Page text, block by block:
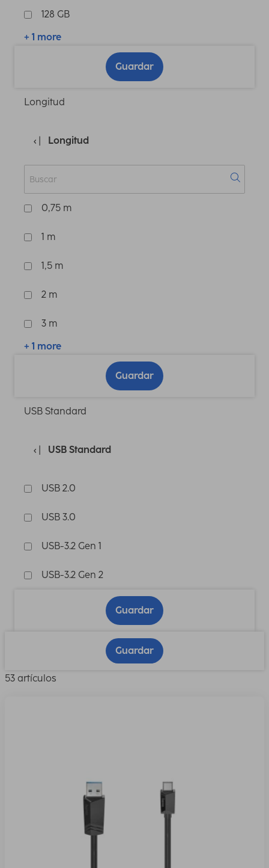
128 GB
+ 1 more
Guardar
Longitud
Longitud
0,75 m
1 m
1,5 m
2 m
3 m
+ 1 more
Guardar
USB Standard
USB Standard
USB 2.0
USB 3.0
USB-3.2 Gen 1
USB-3.2 Gen 2
Guardar
Guardar
53 artículos